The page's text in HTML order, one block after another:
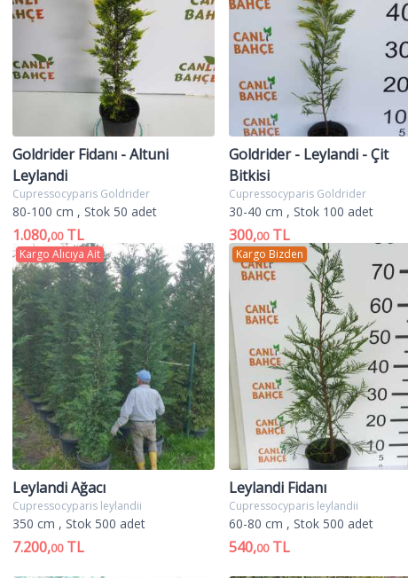
Goldrider Fidanı - Altuni
Leylandi
Cupressocyparis Goldrider
80-100 cm , Stok 50 adet
1.080,00TL
Goldrider - Leylandi - Çit
Bitkisi
Cupressocyparis Goldrider
30-40 cm , Stok 100 adet
300,00TL
Kargo Alıcıya Ait
Leylandi Ağacı
Cupressocyparis leylandii
350 cm , Stok 500 adet
7.200,00TL
Kargo Bizden
Leylandi Fidanı
Cupressocyparis leylandii
60-80 cm , Stok 500 adet
540,00TL